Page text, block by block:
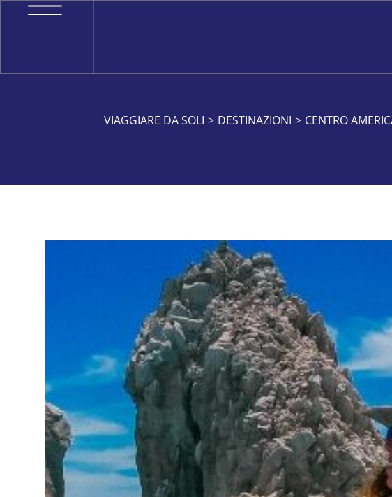
VIAGGIARE DA SOLI > DESTINAZIONI > CENTRO